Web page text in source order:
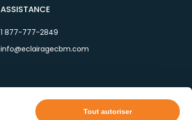
Tout autoriser
ASSISTANCE
1 877-777-2849
info@eclairagecbm.com